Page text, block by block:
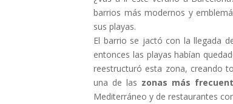
barrios más modernos y
sus playas.
El barrio se jactó con la llegada
entonces las playas habían
reestructuró esta zona, creando
una de las zonas más
Mediterráneo y de restaurantes